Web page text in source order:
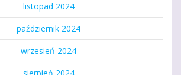
listopad 2024
październik 2024
wrzesień 2024